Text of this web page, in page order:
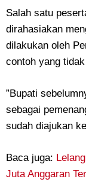
‎Salah satu
dirahasiakan
dilakukan oleh
contoh yang
‎”Bupati
sebagai
sudah diajukan
‎Baca juga:
Juta Anggaran